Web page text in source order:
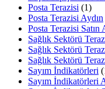
Posta Terazisi (1)
Posta Terazisi Aydın
Posta Terazisi Satın
Sağlık Sektörü
Sağlık Sektörü
Sağlık Sektörü
Sayım İndikatörleri
Sayım İndikatörleri